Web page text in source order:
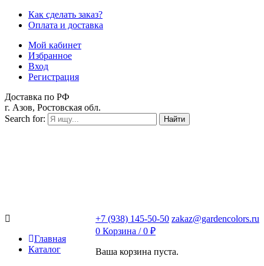
Как сделать заказ?
Оплата и доставка
Мой кабинет
Избранное
Вход
Регистрация
Доставка по РФ
г. Азов, Ростовская обл.
Search for:
Найти
+7 (938) 145-50-50 zakaz@gardencolors.ru
0 Корзина /0 ₽
Ваша корзина пуста.
Главная
Каталог